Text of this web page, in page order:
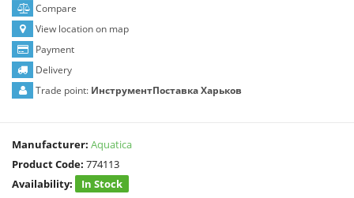
Compare
View location on map
Payment
Delivery
Trade point: ИнструментПоставка Харьков
Manufacturer: Aquatica
Product Code: 774113
Availability:
In Stock